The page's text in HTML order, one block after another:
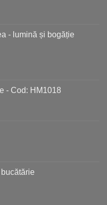
- lumină și bogăție
- Cod: HM1018